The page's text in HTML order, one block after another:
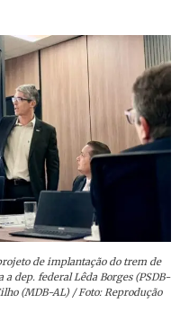
de implantação do trem de
dep. federal Lêda Borges (PSDB-
(MDB-AL) / Foto: Reprodução